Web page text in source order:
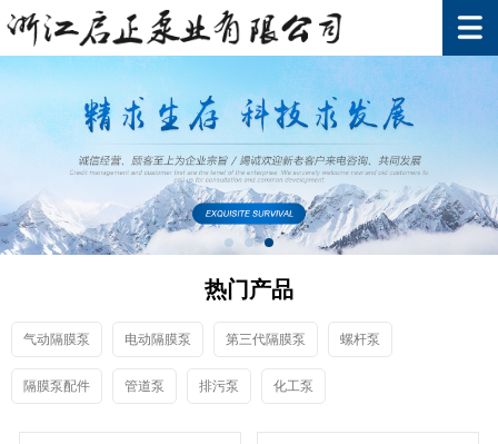
热门产品
气动隔膜泵 电动隔膜泵 第三代隔膜泵 螺杆泵
隔膜泵配件 管道泵 排污泵 化工泵